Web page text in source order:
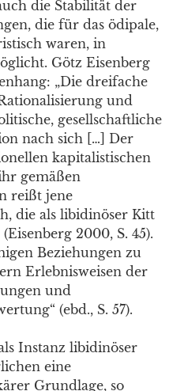
die Stabilität der
die für das ödipale,
waren, in
Götz Eisenberg
„Die dreifache
und
gesellschaftliche
nach sich […] Der
kapitalistischen
gemäßen
reißt jene
die als libidinöser Kitt
2000, S. 45).
Beziehungen zu
Erlebnisweisen der
und
(ebd., S. 57).
Instanz libidinöser
eine
Grundlage, so